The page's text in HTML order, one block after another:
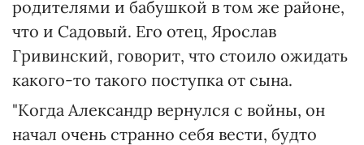
родителями и бабушкой в том же районе,
что и Садовый. Его отец, Ярослав
Гривинский, говорит, что стоило ожидать
какого-то такого поступка от сына.
"Когда Александр вернулся с войны, он
начал очень странно себя вести, будто